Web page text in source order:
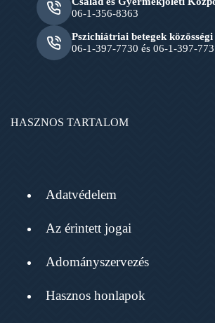
06-1-356-8363
Pszichiátriai betegek
06-1-397-7730 és 06-1-397-
HASZNOS TARTALOM
Adatvédelem
Az érintett jogai
Adományszervezés
Hasznos honlapok